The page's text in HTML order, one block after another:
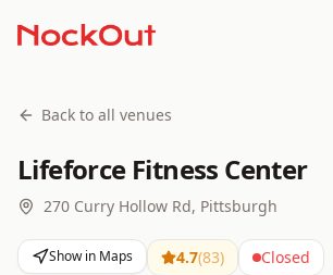
Back to all venues
Lifeforce Fitness Center
270 Curry Hollow Rd, Pittsburgh
Show in Maps 4.7(83) Closed